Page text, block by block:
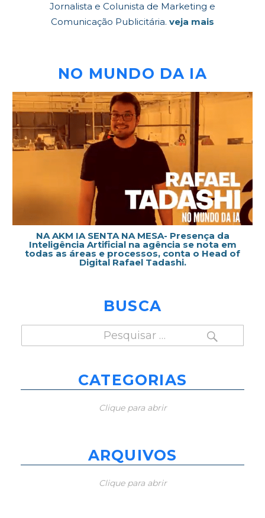
Jornalista e Colunista de Marketing e
Comunicação Publicitária. veja mais
NO MUNDO DA IA
NA AKM IA SENTA NA MESA- Presença da
Inteligência Artificial na agência se nota em
todas as áreas e processos, conta o Head of
Digital Rafael Tadashi.
BUSCA
por:
PESQUISAR
CATEGORIAS
Clique para abrir
ARQUIVOS
Clique para abrir